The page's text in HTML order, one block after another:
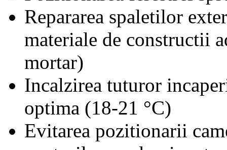
Repararea spaletilor
materiale de constructii
mortar)
Incalzirea tuturor
optima (18-21 °C)
Evitarea pozitionarii